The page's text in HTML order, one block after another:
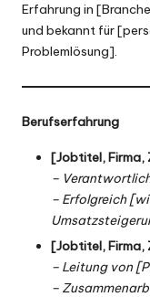
Erfahrung in
und bekannt für
Problemlösung].
Berufserfahrung
[Jobtitel, Firma,
–
– Erfolgreich
[Jobtitel, Firma,
– Leitung von
–